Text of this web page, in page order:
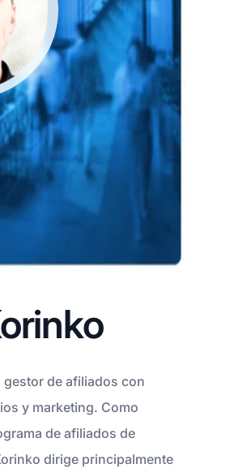
gestor de afiliados con
y marketing. Como
de afiliados de
dirige principalmente